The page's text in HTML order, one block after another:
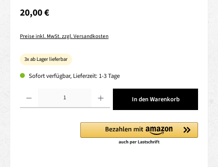
Regulärer Preis:
20,00 €
Preise inkl. MwSt. zzgl. Versandkosten
3x ab Lager lieferbar
Sofort verfügbar, Lieferzeit: 1-3 Tage
In den Warenkorb